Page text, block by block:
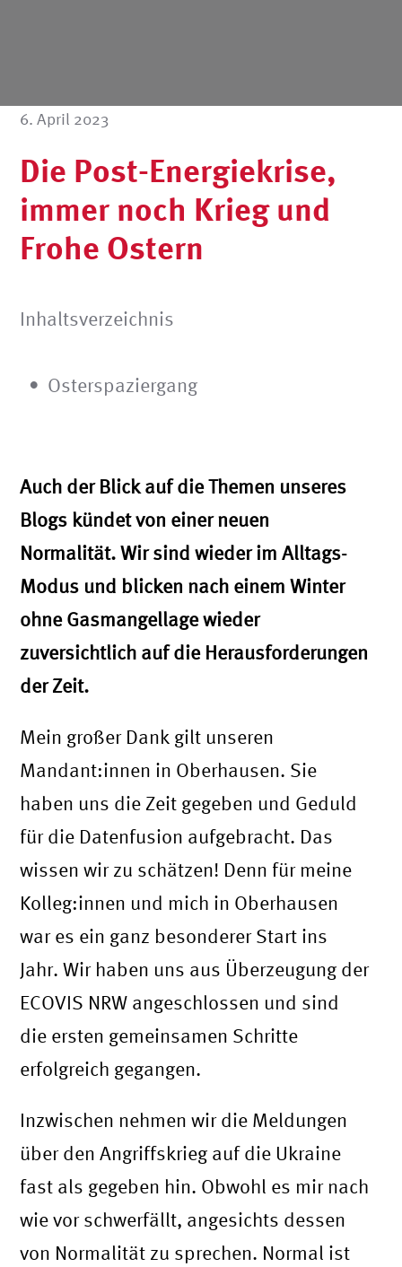
6. April 2023
Die Post-Energiekrise,
immer noch Krieg und
Frohe Ostern
Inhaltsverzeichnis
Osterspaziergang
Auch der Blick auf die Themen unseres
Blogs kündet von einer neuen
Normalität. Wir sind wieder im Alltags-
Modus und blicken nach einem Winter
ohne Gasmangellage wieder
zuversichtlich auf die Herausforderungen
der Zeit.
Mein großer Dank gilt unseren
Mandant:innen in Oberhausen. Sie
haben uns die Zeit gegeben und Geduld
für die Datenfusion aufgebracht. Das
wissen wir zu schätzen! Denn für meine
Kolleg:innen und mich in Oberhausen
war es ein ganz besonderer Start ins
Jahr. Wir haben uns aus Überzeugung der
ECOVIS NRW angeschlossen und sind
die ersten gemeinsamen Schritte
erfolgreich gegangen.
Inzwischen nehmen wir die Meldungen
über den Angriffskrieg auf die Ukraine
fast als gegeben hin. Obwohl es mir nach
wie vor schwerfällt, angesichts dessen
von Normalität zu sprechen. Normal ist